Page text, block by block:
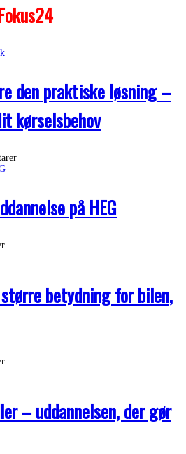
den praktiske løsning –
kørselsbehov
på HEG
betydning for bilen,
– uddannelsen, der gør